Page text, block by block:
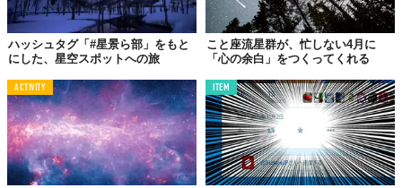
ハッシュタグ「#星景ら部」をもと
にした、星空スポットへの旅
こと座流星群が、忙しない4月に
「心の余白」をつくってくれる
ACTIVITY ITEM